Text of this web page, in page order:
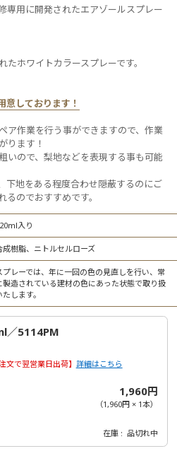
専用に開発されたエアゾールスプレー
ホワイトカラースプレーです。
しております！
ア作業を行う事ができますので、作業
ります！
いので、梨地などを表現する事も可能
下地をある程度合わせ隠蔽するのにご
のでおすすめです。
入り
成樹脂、ニトルセルローズ
プレーでは、年に一回の色の見直しを行い、常
製造されている建材の色にあった状態で取り扱
します。
／5114PM
文で翌営業日出荷】 詳細はこちら
1,960円
（1,960円× 1本）
在庫 品切れ中